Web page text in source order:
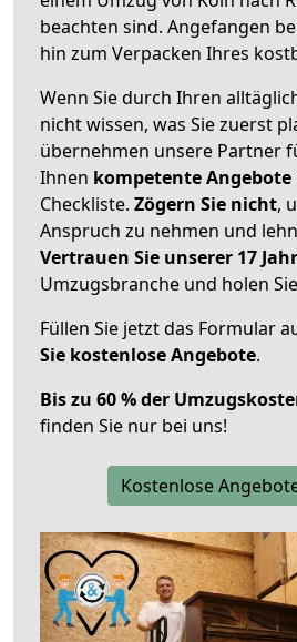
beachten sind. Angefangen
hin zum Verpacken Ihres
Wenn Sie durch Ihren
nicht wissen, was Sie zuerst
übernehmen unsere Partner
Ihnen kompetente Angebote
Checkliste. Zögern Sie nicht,
Anspruch zu nehmen und
Vertrauen Sie unserer 17
Umzugsbranche und holen
Füllen Sie jetzt das Formular
Sie kostenlose Angebote.
Bis zu 60 % der
finden Sie nur bei uns!
Kostenlose